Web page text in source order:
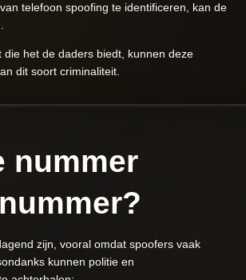
telefoon spoofing te identificeren, kan de
het de daders biedt, kunnen deze
dit soort criminaliteit.
nummer
zijn, vooral omdat spoofers vaak
kunnen politie en